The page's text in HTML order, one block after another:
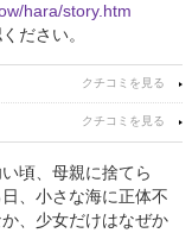
hara/story.htm
ださい。
頃、母親に捨てら
、小さな海に正体不
、少女だけはなぜか